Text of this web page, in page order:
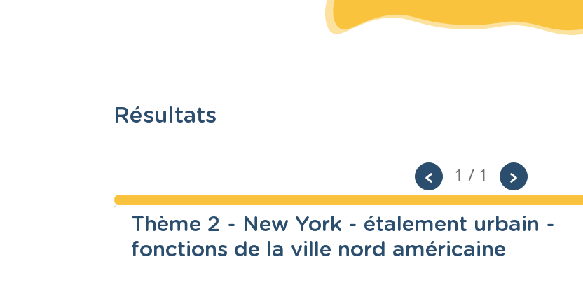
Résultats
1 / 1
Thème 2 - New York - étalement urbain -
fonctions de la ville nord américaine